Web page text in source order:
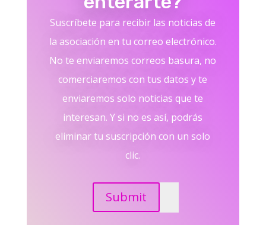
Suscríbete para recibir las noticias de
la asociación en tu correo electrónico.
No te enviaremos correos basura, no
comerciaremos con tus datos y te
enviaremos solo noticias que te
interesan. Y si no es así, podrás
eliminar tu suscripción con un solo
clic.
Submit